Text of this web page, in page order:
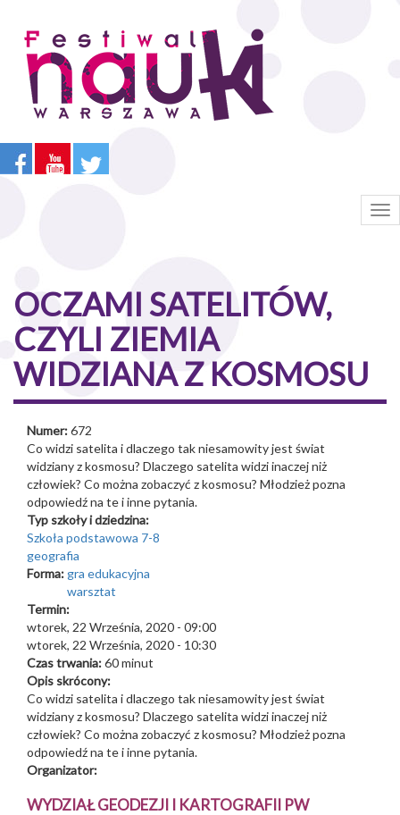
treści
OCZAMI SATELITÓW,
CZYLI ZIEMIA
WIDZIANA Z KOSMOSU
Numer:672
Co widzi satelita i dlaczego tak niesamowity jest świat
widziany z kosmosu? Dlaczego satelita widzi inaczej niż
człowiek? Co można zobaczyć z kosmosu? Młodzież pozna
odpowiedź na te i inne pytania.
Typ szkoły i dziedzina:
Szkoła podstawowa 7-8
geografia
Forma: gra edukacyjna
warsztat
Termin:
wtorek, 22 Września, 2020 - 09:00
wtorek, 22 Września, 2020 - 10:30
Czas trwania:60 minut
Opis skrócony:
Co widzi satelita i dlaczego tak niesamowity jest świat
widziany z kosmosu? Dlaczego satelita widzi inaczej niż
człowiek? Co można zobaczyć z kosmosu? Młodzież pozna
odpowiedź na te i inne pytania.
Organizator:
WYDZIAŁ GEODEZJI I KARTOGRAFII PW